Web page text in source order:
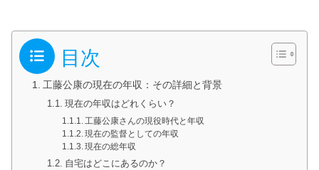
目次
工藤公康の現在の年収：その詳細と背景
現在の年収はどれくらい？
工藤公康さんの現役時代と年収
現在の監督としての年収
現在の総年収
自宅はどこにあるのか？